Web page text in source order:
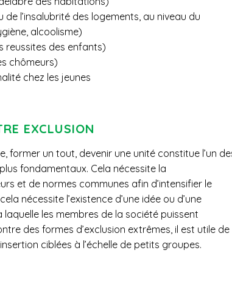
de l’insalubrité des logements, au niveau du
alcoolisme)
reussites des enfants)
chômeurs)
chez les jeunes
EXCLUSION
former un tout, devenir une unité constitue l’un
fondamentaux. Cela nécessite la
et de normes communes afin d’intensifier le
nécessite l’existence d’une idée ou d’une
les membres de la société puissent
des formes d’exclusion extrêmes, il est utile de
ciblées à l’échelle de petits groupes.